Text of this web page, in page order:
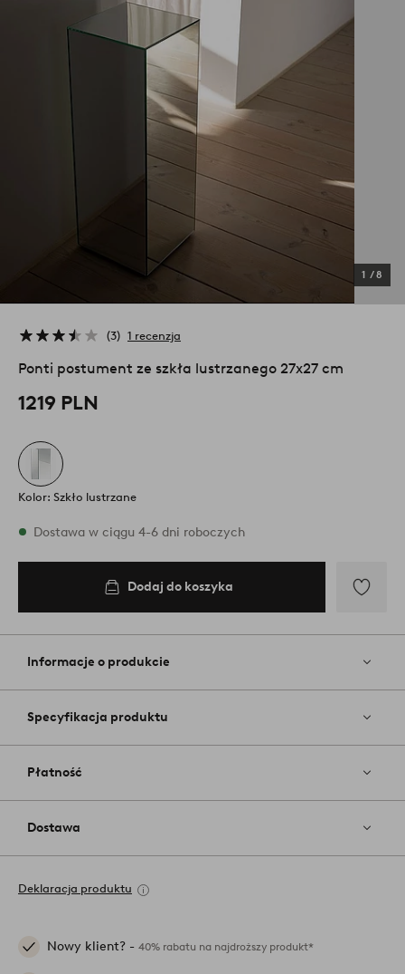
1 /8
3 1 recenzja
Ponti postument ze szkła lustrzanego 27x27 cm
1219 PLN
Kolor: Szkło lustrzane
W magazynie
Dostawa w ciągu 4-6 dni roboczych
Dodaj do koszyka
do
Informacje o produkcie
Specyfikacja produktu
Płatność
Dostawa
Deklaracja produktu
Nowy klient? - 40% rabatu na najdroższy produkt*